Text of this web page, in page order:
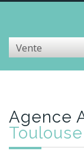
Vente
Agence